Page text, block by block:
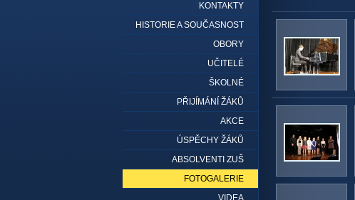
KONTAKTY
HISTORIE A SOUČASNOST
OBORY
UČITELÉ
ŠKOLNÉ
PŘIJÍMÁNÍ ŽÁKŮ
AKCE
ÚSPĚCHY ŽÁKŮ
ABSOLVENTI ZUŠ
FOTOGALERIE
VIDEA